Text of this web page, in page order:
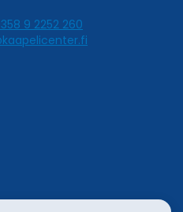
9 2252 260